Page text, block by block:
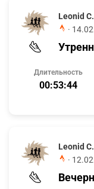
Leonid C.
·
Длительность
00:53:44
Leonid C.
·